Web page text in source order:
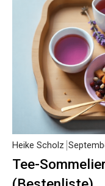
Tee-
Heike Scholz